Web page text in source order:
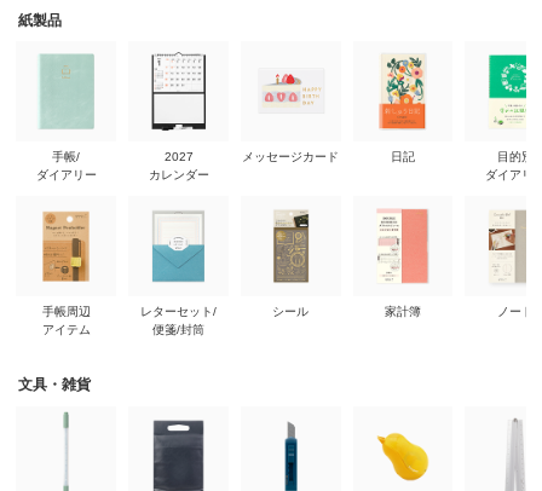
紙製品
手帳/
ダイアリー
手帳周辺
アイテム
2027
カレンダー
レターセット/
便箋/封筒
メッセージカード
シール
日記
家計簿
目的別
ダイアリ
ノート
文具・雑貨